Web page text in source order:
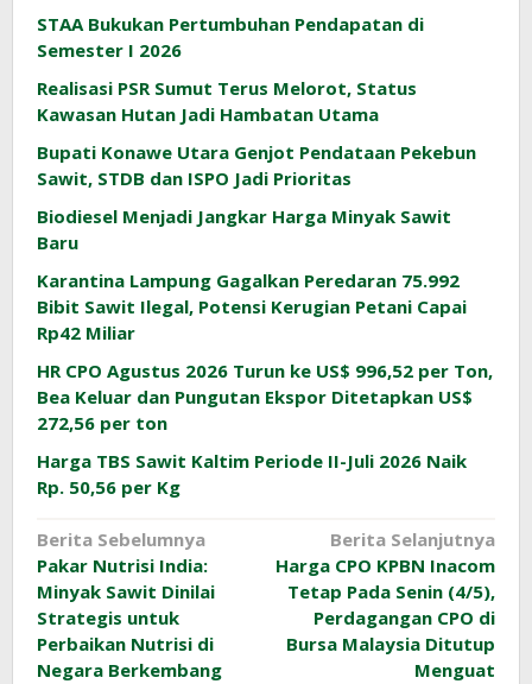
STAA Bukukan Pertumbuhan Pendapatan di
Semester I 2026
Realisasi PSR Sumut Terus Melorot, Status
Kawasan Hutan Jadi Hambatan Utama
Bupati Konawe Utara Genjot Pendataan Pekebun
Sawit, STDB dan ISPO Jadi Prioritas
Biodiesel Menjadi Jangkar Harga Minyak Sawit
Baru
Karantina Lampung Gagalkan Peredaran 75.992
Bibit Sawit Ilegal, Potensi Kerugian Petani Capai
Rp42 Miliar
HR CPO Agustus 2026 Turun ke US$ 996,52 per Ton,
Bea Keluar dan Pungutan Ekspor Ditetapkan US$
272,56 per ton
Harga TBS Sawit Kaltim Periode II-Juli 2026 Naik
Rp. 50,56 per Kg
Navigasi
pos
Berita Sebelumnya
Pakar Nutrisi India:
Minyak Sawit Dinilai
Strategis untuk
Perbaikan Nutrisi di
Negara Berkembang
Berita Selanjutnya
Harga CPO KPBN Inacom
Tetap Pada Senin (4/5),
Perdagangan CPO di
Bursa Malaysia Ditutup
Menguat